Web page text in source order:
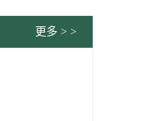
更多 > >